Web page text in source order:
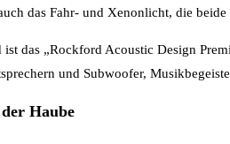
das Fahr- und Xenonlicht, die
ist das „Rockford Acoustic Design
und Subwoofer,
Haube